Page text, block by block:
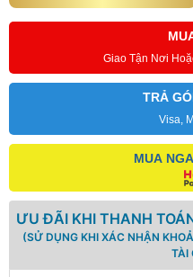
Giao Tận Nơi
TRẢ
Visa,
MUA
ƯU ĐÃI KHI THANH
(SỬ DỤNG KHI XÁC NHẬN
TÀI